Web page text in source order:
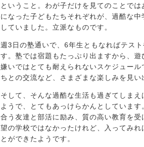
ということ。わが子だけを見てのことで
になった子どもたちそれぞれが、過酷な
していました。立派なものです。
週3日の塾通いで、6年生ともなればテス
す。塾では宿題もたっぷり出ますから、
嫌いではとても耐えられないスケジュー
ちとの交流など、さまざまな楽しみを見い
そして、そんな過酷な生活も過ぎてしま
ようで、とてもあっけらかんとしていま
合う友達と部活に励み、質の高い教育を
望の学校ではなかったけれど、入ってみ
とができたようです。